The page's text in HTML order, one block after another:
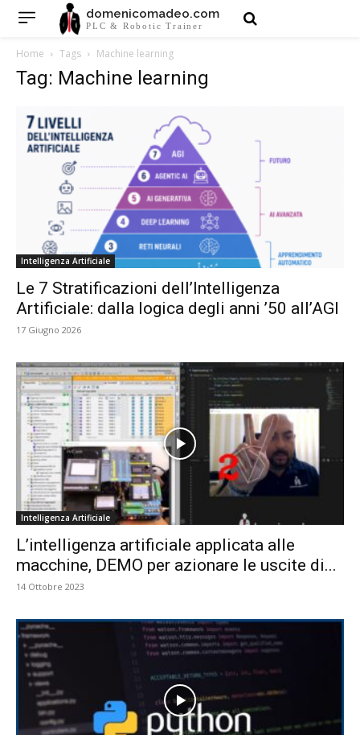
domenicomadeo.com
PLC & Robotic Trainer
Home Tags Machine learning
Tag: Machine learning
Intelligenza Artificiale
Le 7 Stratificazioni dell’Intelligenza
Artificiale: dalla logica degli anni ’50 all’AGI
17 Giugno 2026
Intelligenza Artificiale
L’intelligenza artificiale applicata alle
macchine, DEMO per azionare le uscite di...
14 Ottobre 2023